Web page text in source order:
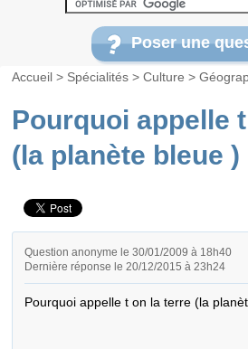
Poser une
Accueil > Spécialités >Culture >
Pourquoi appelle
(la planète bleue )
Question anonyme le 30/01/2009 à 18h40
Dernière réponse le 20/12/2015 à 23h24
Pourquoi appelle t on la terre (la